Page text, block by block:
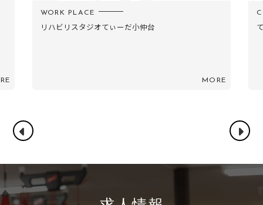
WORK PLACE
リハビリスタジオてぃーだ小仲台
MORE